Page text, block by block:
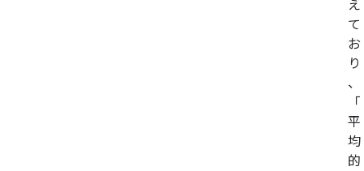
え
て
お
り
、
「
平
均
的